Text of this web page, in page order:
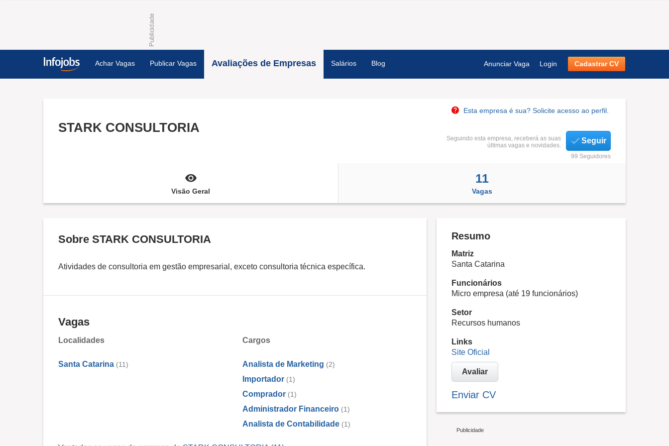
Achar Vagas Publicar Vagas Avaliações de Empresas Salários Blog Anunciar Vaga Login Cadastrar CV
Esta empresa é sua? Solicite acesso ao perfil.
STARK CONSULTORIA
Seguindo esta empresa, receberá as suas
últimas vagas e novidades.
Seguir
99 Seguidores
Visão Geral
11
Vagas
Sobre STARK CONSULTORIA
Atividades de consultoria em gestão empresarial, exceto consultoria técnica específica.
Vagas
Localidades
Santa Catarina (11)
Cargos
Analista de Marketing (2)
Importador (1)
Comprador (1)
Administrador Financeiro (1)
Analista de Contabilidade (1)
Resumo
Matriz
Santa Catarina
Funcionários
Micro empresa (até 19 funcionários)
Setor
Recursos humanos
Links
Site Oficial
Avaliar
Enviar CV